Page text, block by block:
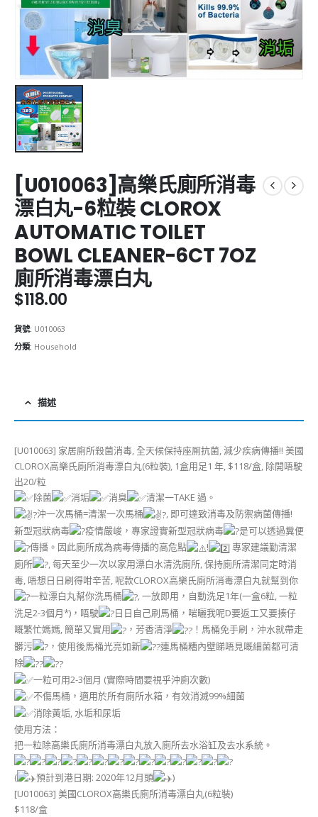
[U010063]高樂氏廁所消毒
漂白丸-6粒裝 CLOROX
AUTOMATIC TOILET
BOWL CLEANER-6CT 7OZ
廁所消毒漂白丸
$118.00
貨號: U010063
分類: Household
描述
[U010063] 家居廁所殺菌消毒, 全天候保持座厠抗菌, 減少疾病傳播!! 美國
CLOROX高樂氏廁所消毒漂白丸(6粒裝), 1盒用足1 年, $118/盒, 除開唔駛
出20/粒
除菌
消垢 消臭
清潔一TAKE 過。
沖一次馬桶=清潔一次馬桶
, 即可達致消毒及防禦病菌傳播!
新型冠狀病毒
疫情嚴峻，專家證實新型冠狀病毒
是可以透過糞便
傳播。因此廁所成為病毒傳播的高危點
!
專家建議勤清潔
廁所
, 每天至少一次以家用漂白水清洗廁所, 保持廁所清潔同定時消
毒, 唔想日日刷得咁辛苦, 呢款CLOROX高樂氏廁所消毒漂白丸就幫到你
一粒漂白丸幫你洗馬桶
, 一放即用，自動洗足1年(一盒6粒, 一粒
洗足2-3個月*)，唔駛
日日自己刷馬桶，啱曬我呢D要返工又要揍仔
嘅繁忙媽媽, 簡單又實用
，芳香清淨
！馬桶免手刷，沖水就帶走
髒污
，使用後馬桶光亮如新
連馬桶糟內壁睇唔見嘅細菌都可清
除
一粒可用2-3個月 (實際時間要視乎沖廁次數)
不傷馬桶，適用於所有廁所水箱，有效消滅99%細菌
消除黃垢, 水垢和尿垢
使用方法：
把一粒除高樂氏廁所消毒漂白丸放入廁所去水浴缸及去水系統。
( 預計到港日期: 2020年12月頭
)
[U010063] 美國CLOROX高樂氏廁所消毒漂白丸(6粒裝)
$118/盒